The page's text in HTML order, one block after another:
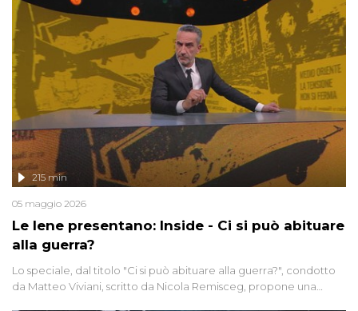
Le Iene presentano: Inside - Ci si può abituare
alla guerra?
215 min
05 maggio 2026
Lo speciale, dal titolo "Ci si può abituare alla guerra?", condotto
da Matteo Viviani, scritto da Nicola Remisceg, propone una